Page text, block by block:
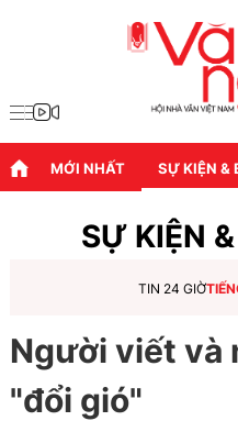
MỚI NHẤT SỰ KIỆN &
SỰ KIỆN
TIN 24 GIỜ
Người viết và
"đổi gió"